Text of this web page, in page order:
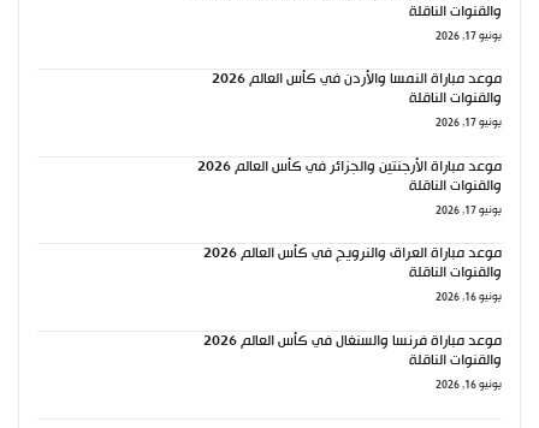
والقنوات الناقلة
يونيو 17, 2026
موعد مباراة النمسا والأردن في كأس العالم 2026
والقنوات الناقلة
يونيو 17, 2026
موعد مباراة الأرجنتين والجزائر في كأس العالم 2026
والقنوات الناقلة
يونيو 17, 2026
موعد مباراة العراق والنرويج في كأس العالم 2026
والقنوات الناقلة
يونيو 16, 2026
موعد مباراة فرنسا والسنغال في كأس العالم 2026
والقنوات الناقلة
يونيو 16, 2026